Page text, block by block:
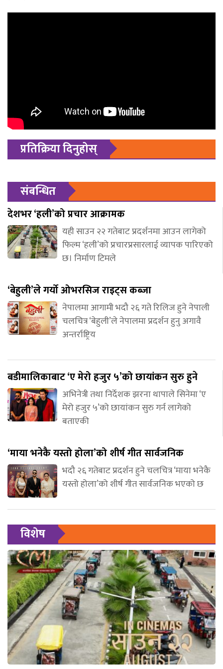
प्रतिक्रिया दिनुहोस्
संबन्धित
देशभर ‘हली’को प्रचार आक्रामक
यही साउन २२ गतेबाट प्रदर्शनमा आउन लागेको
फिल्म ‘हली’को प्रचारप्रसारलाई व्यापक पारिएको
छ। निर्माण टिमले
‘बेहुली’ले गर्यो ओभरसिज राइट्स कब्जा
नेपालमा आगामी भदौ २६ गते रिलिज हुने नेपाली
चलचित्र ‘बेहुली’ले नेपालमा प्रदर्शन हुनु अगावै
अन्तर्राष्ट्रिय
बडीमालिकाबाट ‘ए मेरो हजुर ५’को छायांकन सुरु हुने
अभिनेत्री तथा निर्देशक झरना थापाले सिनेमा ‘ए
मेरो हजुर ५’को छायांकन सुरु गर्न लागेको
बताएकी
‘माया भनेकै यस्तो होला’को शीर्ष गीत सार्वजनिक
भदौ २६ गतेबाट प्रदर्शन हुने चलचित्र ‘माया भनेकै
यस्तो होला’को शीर्ष गीत सार्वजनिक भएको छ
विशेष